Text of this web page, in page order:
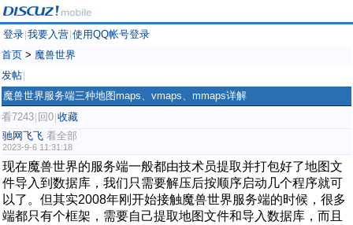
登录 我要入营 使用QQ帐号登录
首页 > 魔兽世界
发帖
魔兽世界服务端三种地图maps、vmaps、mmaps详解
看7243 回0 收藏
驰网飞飞 看全部
2023-9-6 11:31:18
现在魔兽世界的服务端一般都由技术员提取并打包好了地图文
件导入到数据库，我们只需要解压后按顺序启动几个程序就可
以了。但其实2008年刚开始接触魔兽世界服务端的时候，很多
端都只有个框架，需要自己提取地图文件和导入数据库，而且